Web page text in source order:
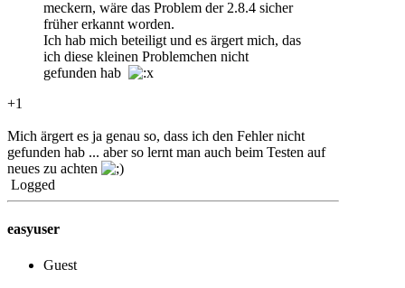
meckern, wäre das Problem der 2.8.4 sicher
früher erkannt worden.
Ich hab mich beteiligt und es ärgert mich, das
ich diese kleinen Problemchen nicht
gefunden hab
+1
Mich ärgert es ja genau so, dass ich den Fehler nicht
gefunden hab ... aber so lernt man auch beim Testen auf
neues zu achten
Logged
easyuser
Guest